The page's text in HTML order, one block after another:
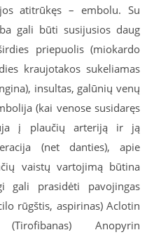
atitrūkęs – embolu. Su
gali būti susijusios daug
priepuolis (miokardo
kraujotakos sukeliamas
insultas, galūnių venų
(kai venose susidaręs
į plaučių arteriją ir ją
(net danties), apie
vaistų vartojimą būtina
gali prasidėti pavojingas
rūgštis, aspirinas) Aclotin
Anopyrin